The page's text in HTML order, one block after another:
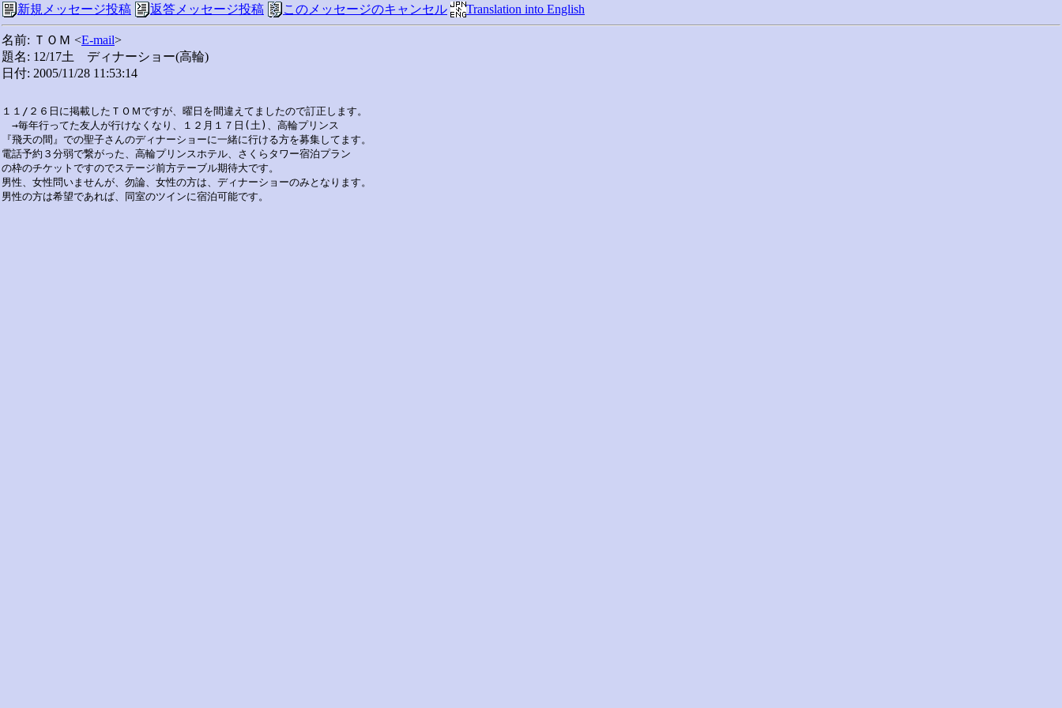
新規メッセージ投稿 返答メッセージ投稿 このメッセージのキャンセル Translation into English
名前: ＴＯＭ <E-mail>
題名: 12/17土 ディナーショー(高輪)
日付: 2005/11/28 11:53:14
１１/２６日に掲載したＴＯＭですが、曜日を間違えてましたので訂正します。
→毎年行ってた友人が行けなくなり、１２月１７日(土)、高輪プリンス
『飛天の間』での聖子さんのディナーショーに一緒に行ける方を募集してます。
電話予約３分弱で繋がった、高輪プリンスホテル、さくらタワー宿泊プラン
の枠のチケットですのでステージ前方テーブル期待大です。
男性、女性問いませんが、勿論、女性の方は、ディナーショーのみとなります。